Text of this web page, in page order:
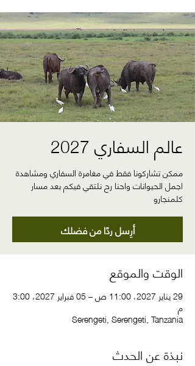
عالم السفاري 2027
ممكن تشاركونا فقط في مغامرة السفاري ومشاهدة
اجمل الحيوانات واحنا رح نلتقي فيكم بعد مسار
كلمنجارو
أرِسل ردًا من فضلك
الوقت والموقع
29 يناير 2027، 11:00 ص – 05 فبراير 2027، 3:00
م
Serengeti, Serengeti, Tanzania
نبذة عن الحدث